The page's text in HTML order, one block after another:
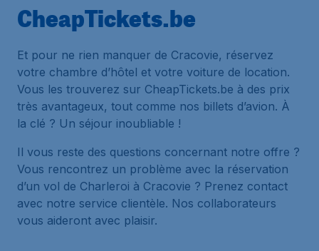
CheapTickets.be
Et pour ne rien manquer de Cracovie, réservez
votre chambre d’hôtel et votre voiture de location.
Vous les trouverez sur CheapTickets.be à des prix
très avantageux, tout comme nos billets d’avion. À
la clé ? Un séjour inoubliable !
Il vous reste des questions concernant notre offre ?
Vous rencontrez un problème avec la réservation
d’un vol de Charleroi à Cracovie ? Prenez contact
avec notre service clientèle. Nos collaborateurs
vous aideront avec plaisir.